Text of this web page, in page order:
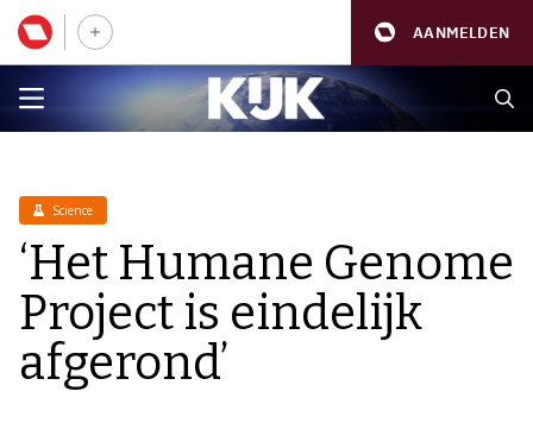
AANMELDEN
Science
‘Het Humane Genome
Project is eindelijk
afgerond’